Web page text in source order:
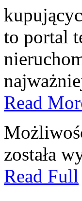
to portal
Read
została
Read Full